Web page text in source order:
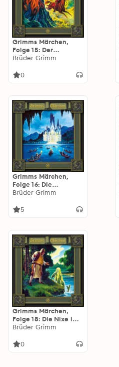
Grimms Märchen,
Folge 15: Der
Eisenhans / Das
Federn
Brüder Grimm
0
Grimms Märchen,
Folge 16: Die
zertanzten Schuhe /
Geist im Glas
Brüder Grimm
5
Grimms Märchen,
Folge 18: Die Nixe im
Teich / Die drei
zwölf Jäger
Brüder Grimm
0